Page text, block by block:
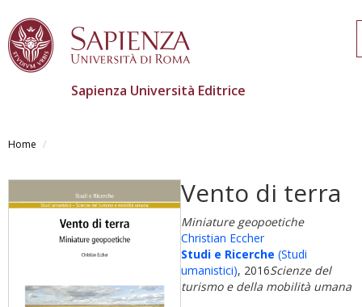
main
Sapienza Università Editrice
Home
Vento di terra
Miniature geopoetiche
Christian Eccher
Studi e Ricerche (Studi
umanistici), 2016Scienze del
turismo e della mobilità umana